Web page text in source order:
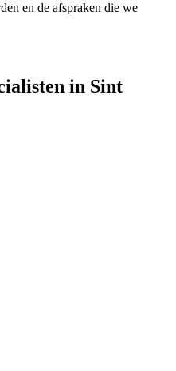
en de afspraken die we
in Sint